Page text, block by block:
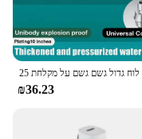
₪36.23